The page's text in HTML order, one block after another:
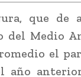
que de
Medio
el
año